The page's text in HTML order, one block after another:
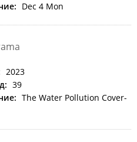
Dec 4 Mon
2023
39
The Water Pollution Cover-